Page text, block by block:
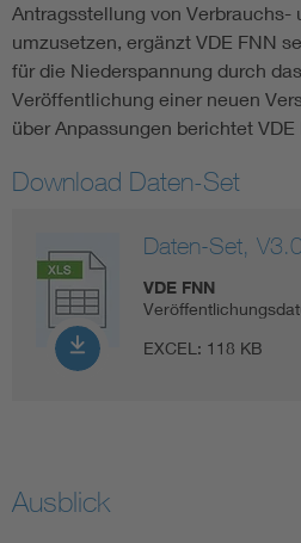
Antragsstellung von Verbrauchs-
umzusetzen, ergänzt VDE FNN
für die Niederspannung durch
Veröffentlichung einer neuen
über Anpassungen berichtet
Download Daten-Set
Daten-Set,
VDE FNN
EXCEL: 118 KB
Ausblick